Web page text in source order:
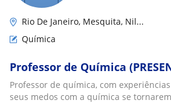
Rio De Janeiro, Mesquita, Nil...
Química
Professor de Química
Professor de química, com
seus medos com a química se